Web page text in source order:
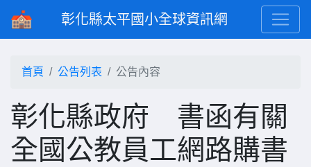
彰化縣太平國小全球資訊網
首頁 公告列表 公告內容
彰化縣政府 書函有關
全國公教員工網路購書